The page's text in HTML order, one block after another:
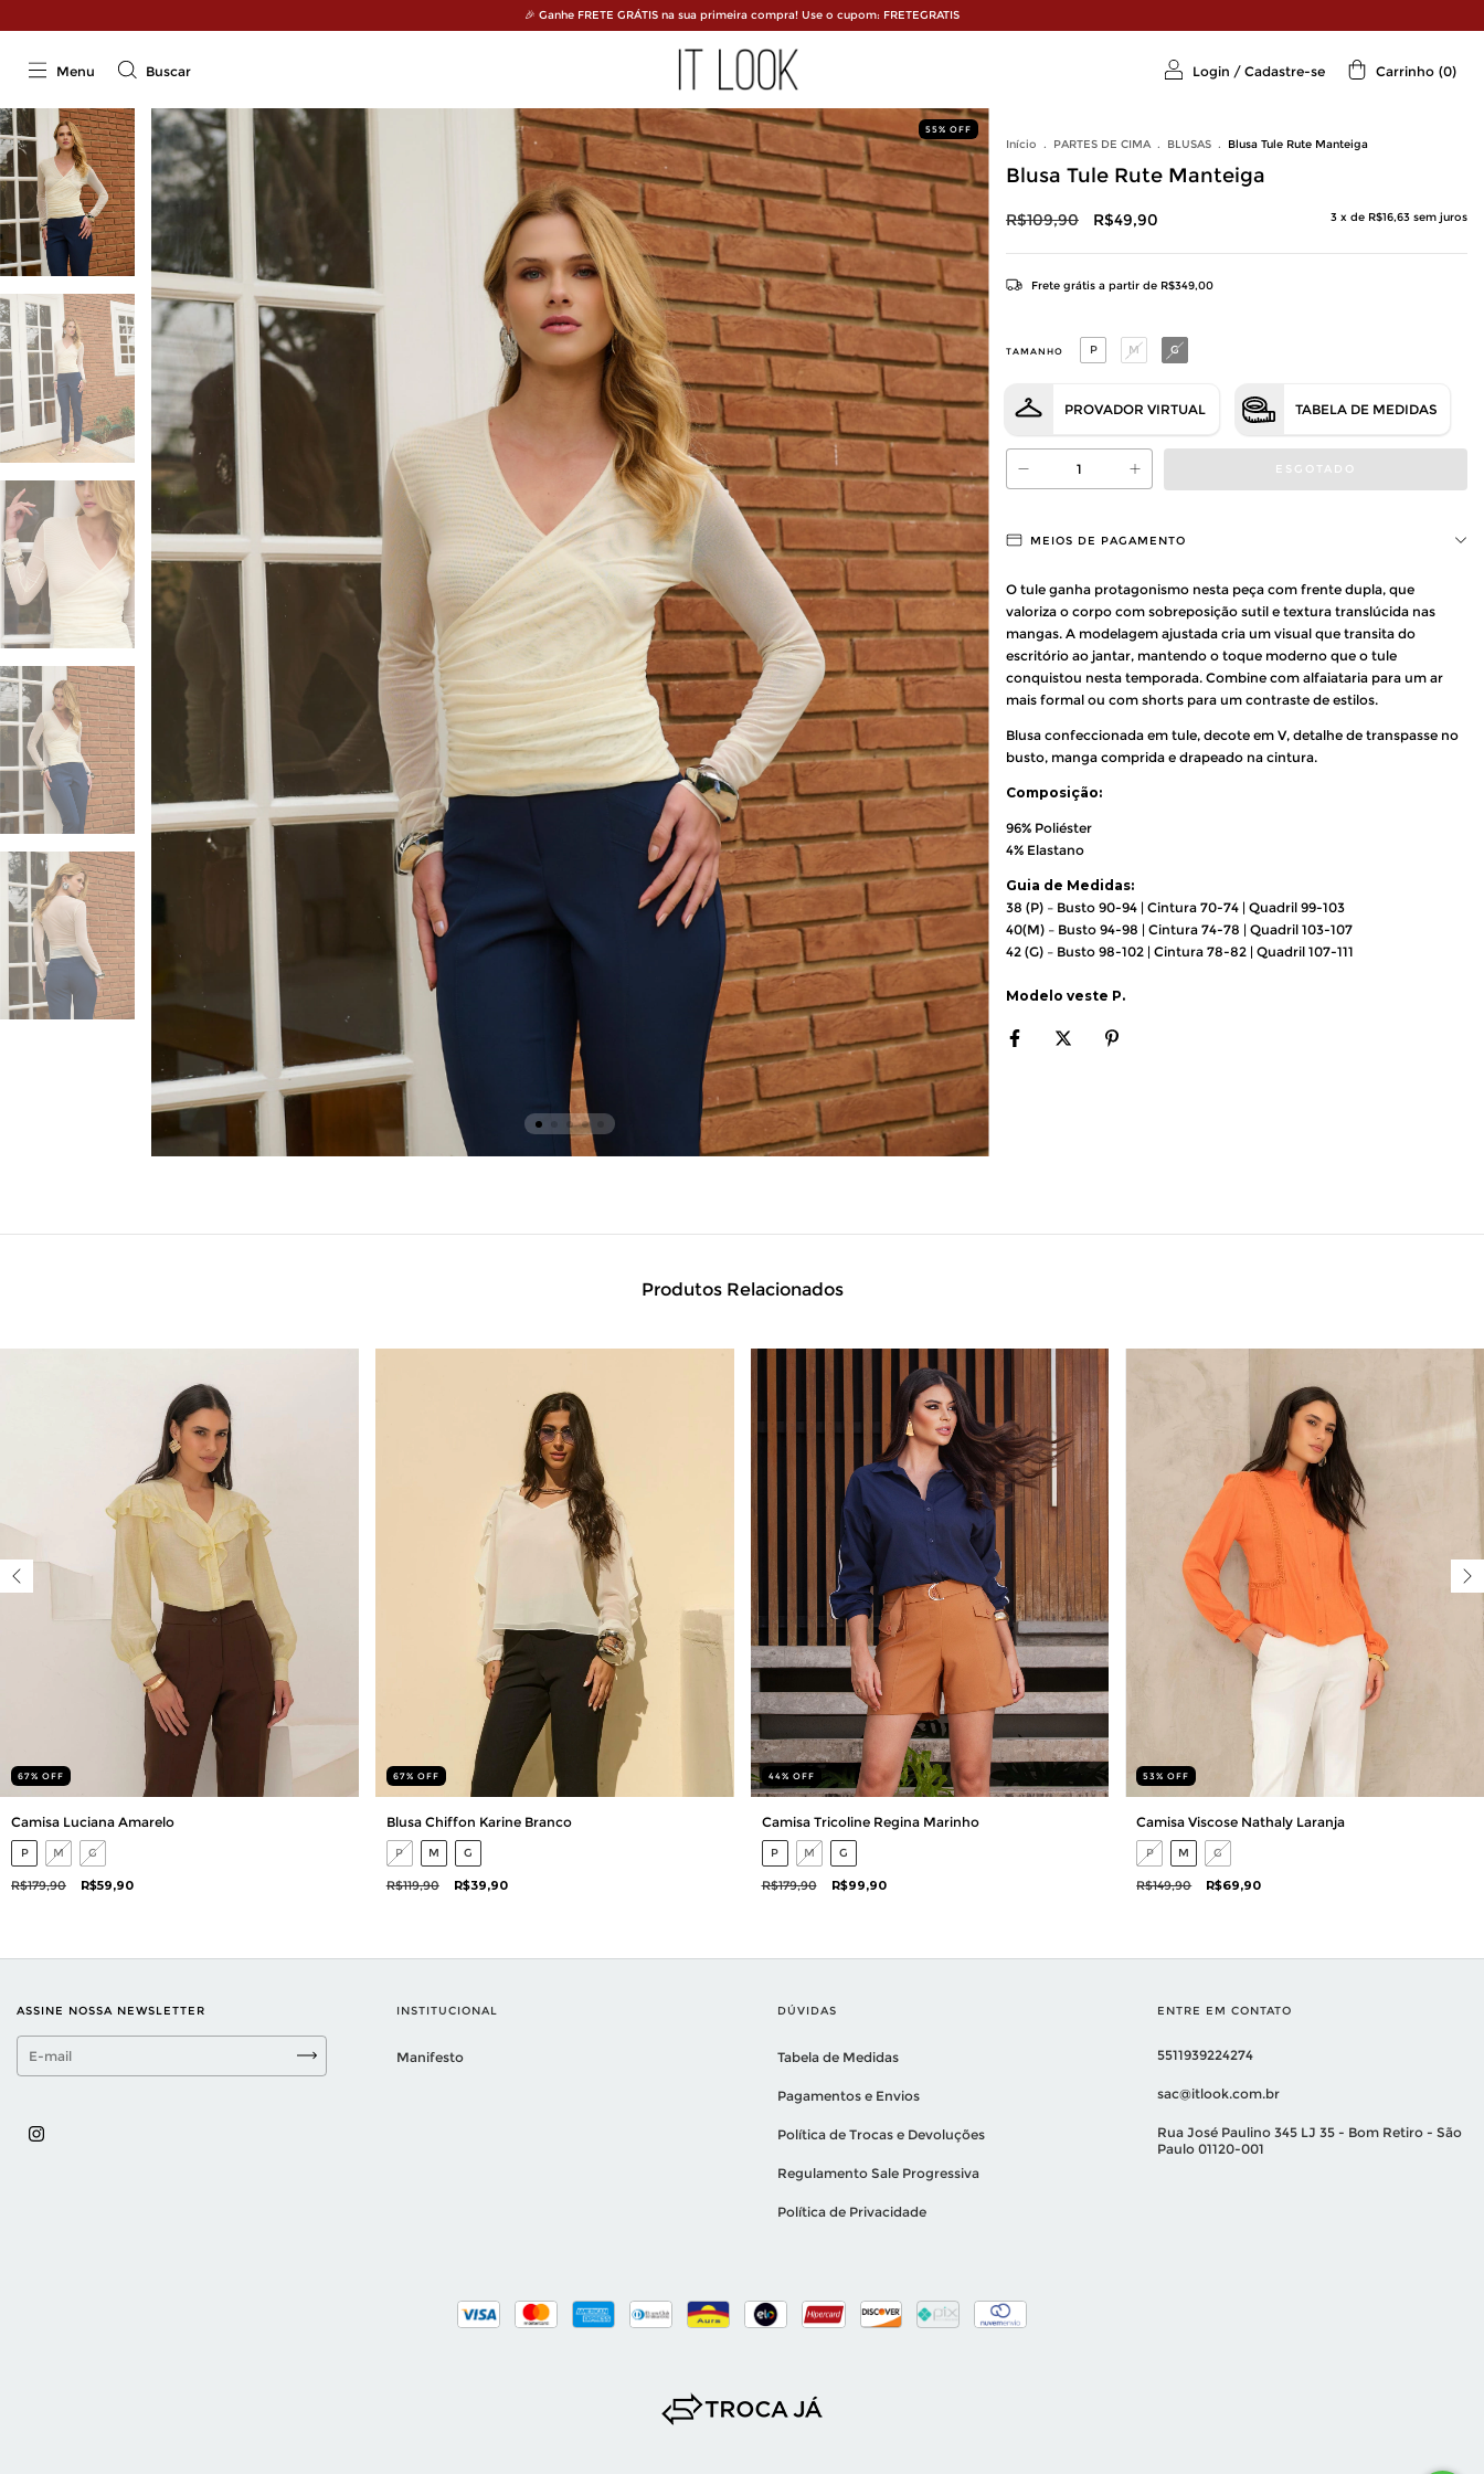
🎉 Ganhe FRETE GRÁTIS na sua primeira compra! Use o cupom: FRETEGRATIS
Menu Buscar Login / Cadastre-se Carrinho (0)
55% OFF
Início . PARTES DE CIMA . BLUSAS . Blusa Tule Rute Manteiga
Blusa Tule Rute Manteiga
R$109,90 R$49,90 3 x de R$16,63 sem juros
Frete grátis a partir de R$349,00
TAMANHO P M G
PROVADOR VIRTUAL TABELA DE MEDIDAS
MEIOS DE PAGAMENTO
O tule ganha protagonismo nesta peça com frente dupla, que
valoriza o corpo com sobreposição sutil e textura translúcida nas
mangas. A modelagem ajustada cria um visual que transita do
escritório ao jantar, mantendo o toque moderno que o tule
conquistou nesta temporada. Combine com alfaiataria para um ar
mais formal ou com shorts para um contraste de estilos.
Blusa confeccionada em tule, decote em V, detalhe de transpasse no
busto, manga comprida e drapeado na cintura.
Composição:
96% Poliéster
4% Elastano
Guia de Medidas:
38 (P) – Busto 90-94 | Cintura 70-74 | Quadril 99-103
40(M) – Busto 94-98 | Cintura 74-78 | Quadril 103-107
42 (G) – Busto 98-102 | Cintura 78-82 | Quadril 107-111
Modelo veste P.
Produtos Relacionados
67% OFF
Camisa Luciana Amarelo
P M G
R$179,90 R$59,90
67% OFF
Blusa Chiffon Karine Branco
P M G
R$119,90 R$39,90
44% OFF
Camisa Tricoline Regina Marinho
P M G
R$179,90 R$99,90
53%OFF
Camisa Viscose Nathaly Laranja
P M G
R$149,90 R$69,90
ASSINE NOSSA NEWSLETTER INSTITUCIONAL
Manifesto
DÚVIDAS
Tabela de Medidas
Pagamentos e Envios
Política de Trocas e Devoluções
Regulamento Sale Progressiva
Política de Privacidade
ENTRE EM CONTATO
5511939224274
sac@itlook.com.br
Rua José Paulino 345 LJ 35 - Bom Retiro - São
Paulo 01120-001